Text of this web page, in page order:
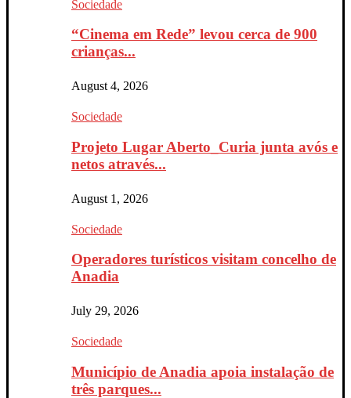
Sociedade
“Cinema em Rede” levou cerca de 900
crianças...
August 4, 2026
Sociedade
Projeto Lugar Aberto_Curia junta avós e
netos através...
August 1, 2026
Sociedade
Operadores turísticos visitam concelho de
Anadia
July 29, 2026
Sociedade
Município de Anadia apoia instalação de
três parques...